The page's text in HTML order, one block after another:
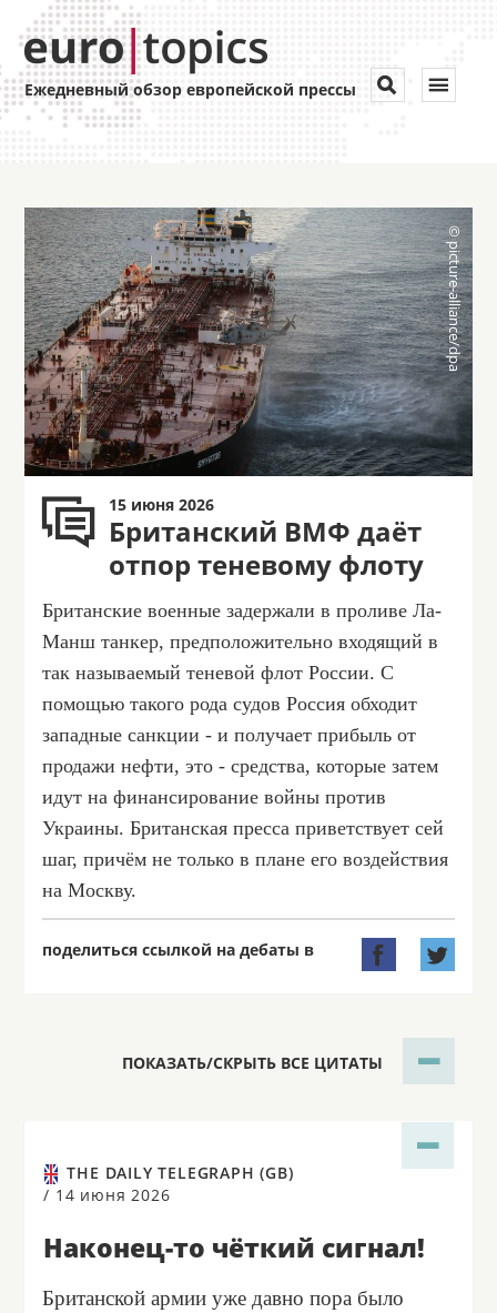
Ежедневный обзор европейской прессы Toggle


15 июня 2026
Британский ВМФ даёт
отпор теневому флоту
Британские военные задержали в проливе Ла-
Манш танкер, предположительно входящий в
так называемый теневой флот России. С
помощью такого рода судов Россия обходит
западные санкции - и получает прибыль от
продажи нефти, это - средства, которые затем
идут на финансирование войны против
Украины. Британская пресса приветствует сей
шаг, причём не только в плане его воздействия
на Москву.
поделиться ссылкой на дебаты в  
ПОКАЗАТЬ/СКРЫТЬ ВСЕ ЦИТАТЫ
THE DAILY TELEGRAPH (GB)
/ 14 июня 2026
Наконец-то чёткий сигнал!
Британской армии уже давно пора было